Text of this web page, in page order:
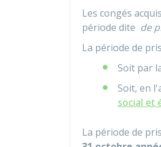
Les congés
période dite de
La période de
Soit par
Soit, en
social et
La période de